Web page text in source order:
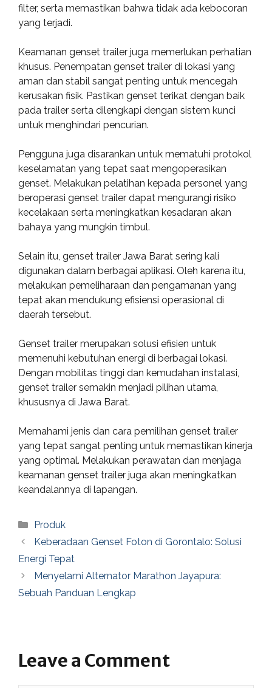
filter, serta memastikan bahwa tidak ada kebocoran
yang terjadi.
Keamanan genset trailer juga memerlukan perhatian
khusus. Penempatan genset trailer di lokasi yang
aman dan stabil sangat penting untuk mencegah
kerusakan fisik. Pastikan genset terikat dengan baik
pada trailer serta dilengkapi dengan sistem kunci
untuk menghindari pencurian.
Pengguna juga disarankan untuk mematuhi protokol
keselamatan yang tepat saat mengoperasikan
genset. Melakukan pelatihan kepada personel yang
beroperasi genset trailer dapat mengurangi risiko
kecelakaan serta meningkatkan kesadaran akan
bahaya yang mungkin timbul.
Selain itu, genset trailer Jawa Barat sering kali
digunakan dalam berbagai aplikasi. Oleh karena itu,
melakukan pemeliharaan dan pengamanan yang
tepat akan mendukung efisiensi operasional di
daerah tersebut.
Genset trailer merupakan solusi efisien untuk
memenuhi kebutuhan energi di berbagai lokasi.
Dengan mobilitas tinggi dan kemudahan instalasi,
genset trailer semakin menjadi pilihan utama,
khususnya di Jawa Barat.
Memahami jenis dan cara pemilihan genset trailer
yang tepat sangat penting untuk memastikan kinerja
yang optimal. Melakukan perawatan dan menjaga
keamanan genset trailer juga akan meningkatkan
keandalannya di lapangan.
Categories
Produk
Keberadaan Genset Foton di Gorontalo: Solusi
Energi Tepat
Menyelami Alternator Marathon Jayapura:
Sebuah Panduan Lengkap
Leave a Comment